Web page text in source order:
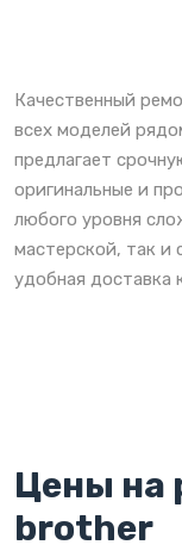
Качественный
всех моделей
предлагает
оригинальные и
любого уровня
мастерской, так и
удобная доставка
Цены на
brother